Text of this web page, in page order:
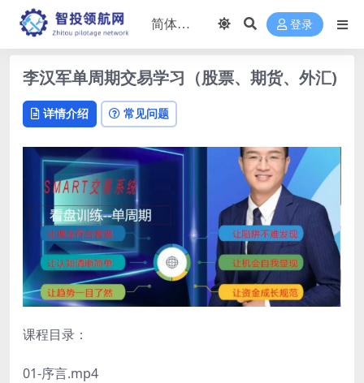
登录
李汉军单周期交易学习（股票、期货、外汇)
详情介绍 常见问题
课程目录：
01-序言.mp4